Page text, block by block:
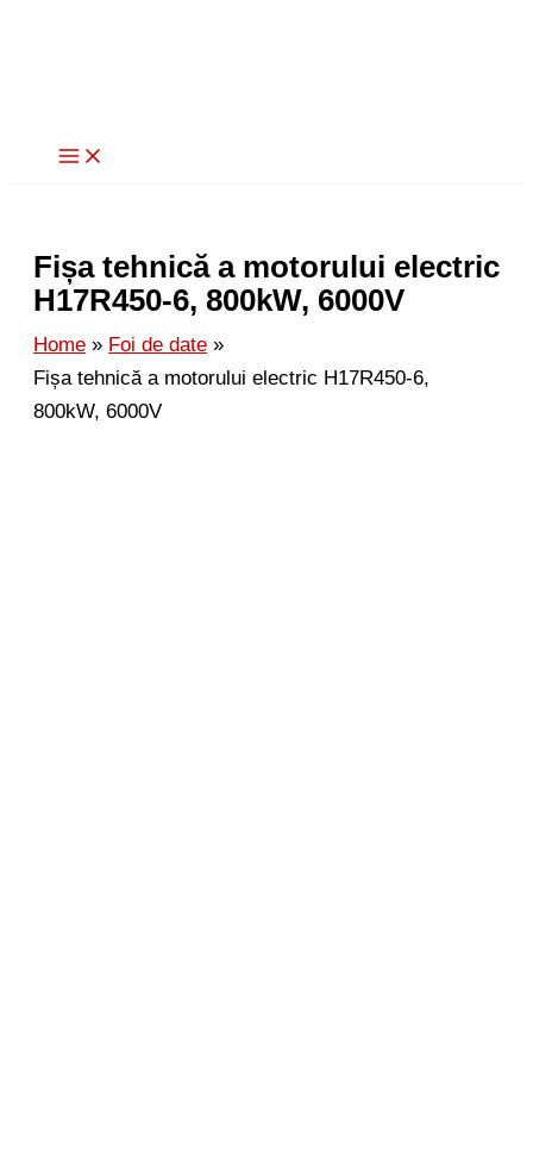
Fișa tehnică a motorului electric
H17R450-6, 800kW, 6000V
Home
Foi de date
Fișa tehnică a motorului electric H17R450-6,
800kW, 6000V